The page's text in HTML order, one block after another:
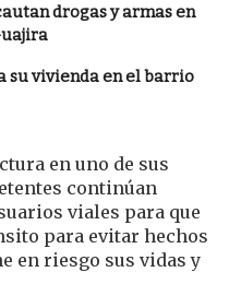
drogas y armas en
su vivienda en el barrio
en uno de sus
continúan
viales para que
para evitar hechos
en riesgo sus vidas y